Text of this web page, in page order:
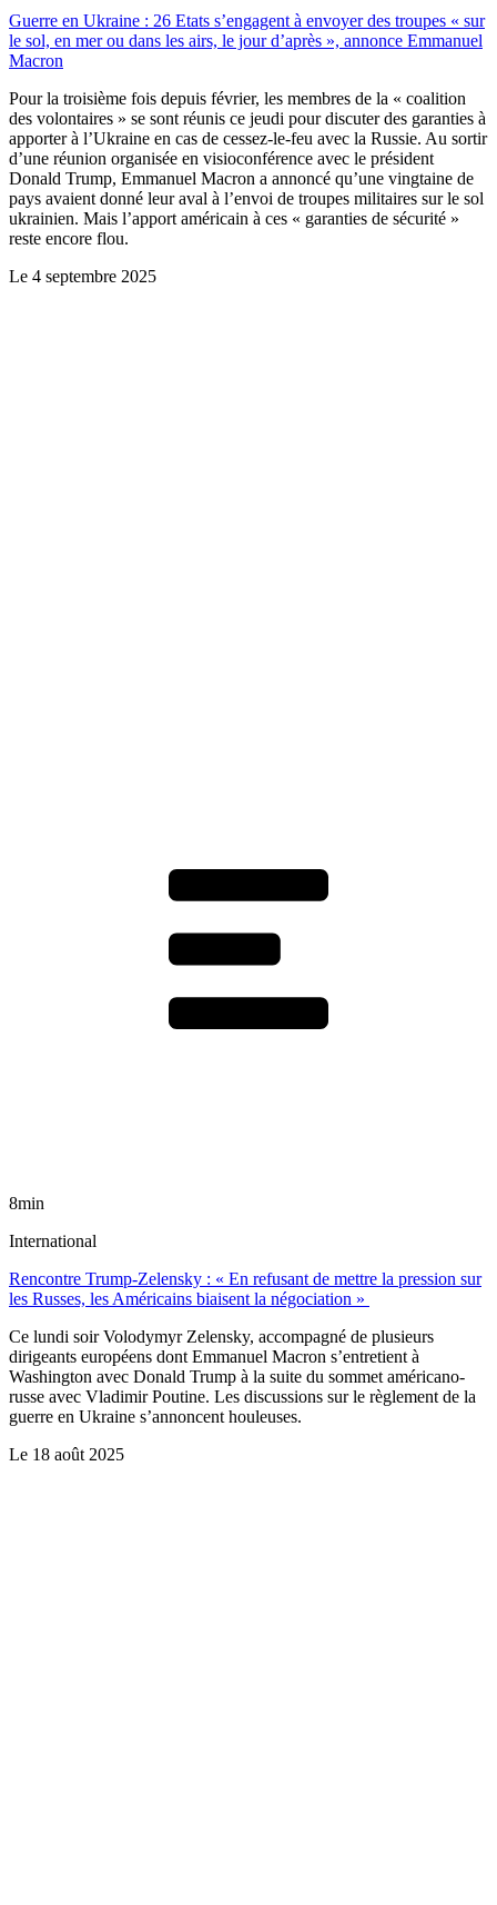
Guerre en Ukraine : 26 Etats s’engagent à envoyer des troupes « sur
le sol, en mer ou dans les airs, le jour d’après », annonce Emmanuel
Macron
Pour la troisième fois depuis février, les membres de la « coalition
des volontaires » se sont réunis ce jeudi pour discuter des garanties à
apporter à l’Ukraine en cas de cessez-le-feu avec la Russie. Au sortir
d’une réunion organisée en visioconférence avec le président
Donald Trump, Emmanuel Macron a annoncé qu’une vingtaine de
pays avaient donné leur aval à l’envoi de troupes militaires sur le sol
ukrainien. Mais l’apport américain à ces « garanties de sécurité »
reste encore flou.
Le 4 septembre 2025
8min
International
Rencontre Trump-Zelensky : « En refusant de mettre la pression sur
les Russes, les Américains biaisent la négociation »
Ce lundi soir Volodymyr Zelensky, accompagné de plusieurs
dirigeants européens dont Emmanuel Macron s’entretient à
Washington avec Donald Trump à la suite du sommet américano-
russe avec Vladimir Poutine. Les discussions sur le règlement de la
guerre en Ukraine s’annoncent houleuses.
Le 18 août 2025